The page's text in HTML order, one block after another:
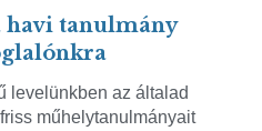
havi tanulmány
levelünkben az általad
műhelytanulmányait